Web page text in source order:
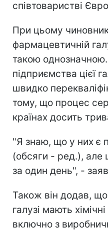
співтоваристві
При цьому
фармацевтичній
такою
підприємства цієї
швидко
тому, що процес
країнах досить
"Я знаю, що у них є
(обсяги - ред.), але
за один день", -
Також він додав, що
галузі мають
включно з